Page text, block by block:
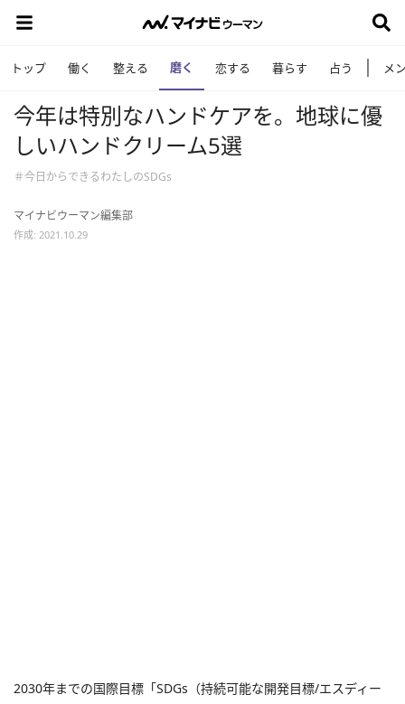
トップ 働く 整える 磨く 恋する 暮らす 占う メ
今年は特別なハンドケアを。地球に優
しいハンドクリーム5選
＃今日からできるわたしのSDGs
マイナビウーマン編集部
作成: 2021.10.29
2030年までの国際目標「SDGs（持続可能な開発目標/エスディー